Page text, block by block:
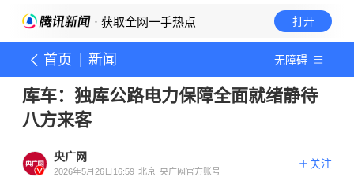
· 获取全网一手热点 打开
首页 新闻 无障碍
库车：独库公路电力保障全面就绪静待
八方来客
央广网
2026年5月26日16:59 北京 央广网官方账号
关注